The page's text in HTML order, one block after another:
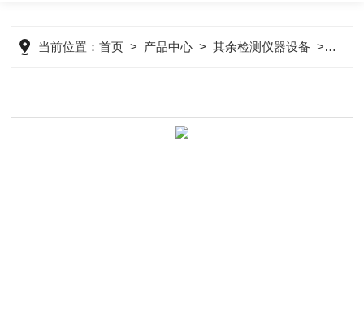
当前位置：首页 > 产品中心 >其余检测仪器设备 > 德国